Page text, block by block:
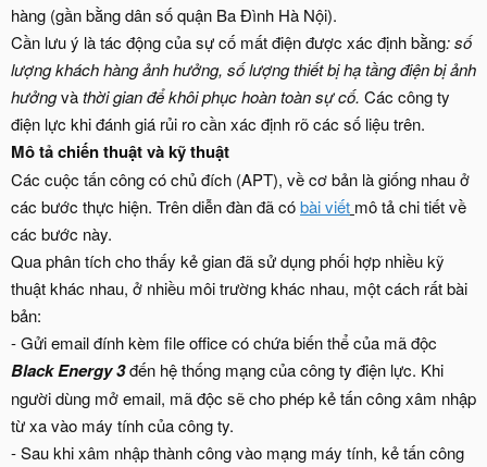
hàng (gần bằng dân số quận Ba Đình Hà Nội).
Cần lưu ý là tác động của sự cố mất điện được xác định bằng: số
lượng khách hàng ảnh hưởng, số lượng thiết bị hạ tầng điện bị ảnh
hưởngvàthời gian để khôi phục hoàn toàn sự cố. Các công ty
điện lực khi đánh giá rủi ro cần xác định rõ các số liệu trên.
Mô tả chiến thuật và kỹ thuật
Các cuộc tấn công có chủ đích (APT), về cơ bản là giống nhau ở
các bước thực hiện. Trên diễn đàn đã cóbài viết mô tả chi tiết về
các bước này.
Qua phân tích cho thấy kẻ gian đã sử dụng phối hợp nhiều kỹ
thuật khác nhau, ở nhiều môi trường khác nhau, một cách rất bài
bản:
- Gửi email đính kèm file office có chứa biến thể của mã độc
Black Energy 3đến hệ thống mạng của công ty điện lực. Khi
người dùng mở email, mã độc sẽ cho phép kẻ tấn công xâm nhập
từ xa vào máy tính của công ty.
- Sau khi xâm nhập thành công vào mạng máy tính, kẻ tấn công